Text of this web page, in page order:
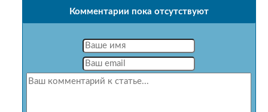
Комментарии пока отсутствуют